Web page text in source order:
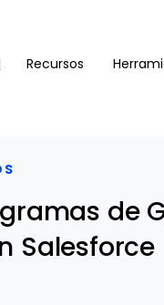
Recursos
de
Salesforce